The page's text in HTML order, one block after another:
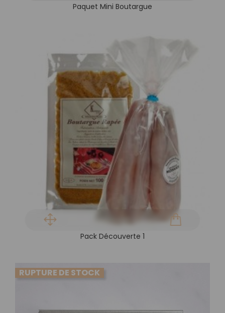
Paquet Mini Boutargue
Pack Découverte 1
RUPTURE DE STOCK